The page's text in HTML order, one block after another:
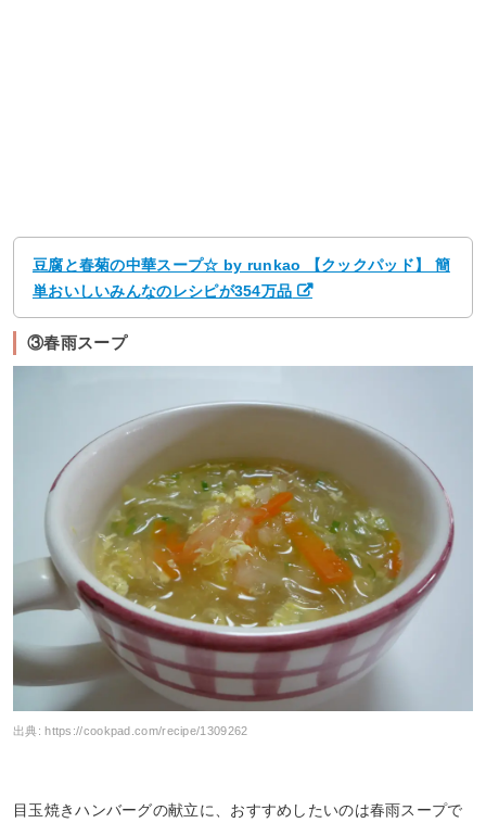
豆腐と春菊の中華スープ☆ by runkao 【クックパッド】 簡
単おいしいみんなのレシピが354万品
③春雨スープ
出典: https://cookpad.com/recipe/1309262
目玉焼きハンバーグの献立に、おすすめしたいのは春雨スープで